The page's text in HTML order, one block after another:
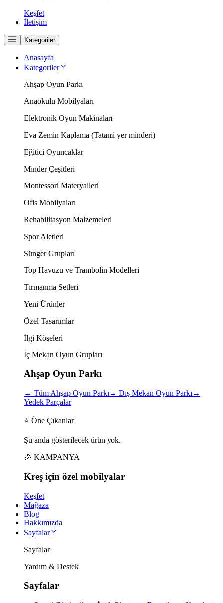
Keşfet
İletişim
Kategoriler
Anasayfa
Kategoriler
Ahşap Oyun Parkı
Anaokulu Mobilyaları
Elektronik Oyun Makinaları
Eva Zemin Kaplama (Tatami yer minderi)
Eğitici Oyuncaklar
Minder Çeşitleri
Montessori Materyalleri
Ofis Mobilyaları
Rehabilitasyon Malzemeleri
Spor Aletleri
Sünger Grupları
Top Havuzu ve Trambolin Modelleri
Tırmanma Setleri
Yeni Ürünler
Özel Tasarımlar
İlgi Köşeleri
İç Mekan Oyun Grupları
Ahşap Oyun Parkı
→ Tüm Ahşap Oyun Parkı → Dış Mekan Oyun Parkı →
Yedek Parçalar
⭐ Öne Çıkanlar
Şu anda gösterilecek ürün yok.
🎉 KAMPANYA
Kreş için özel mobilyalar
Keşfet
Mağaza
Blog
Hakkımızda
Sayfalar
Sayfalar
Yardım & Destek
Sayfalar